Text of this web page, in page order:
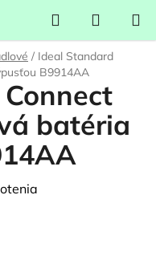
Hľadať
KOŠÍK
/ Ideal Standard
B9914AA
batéria